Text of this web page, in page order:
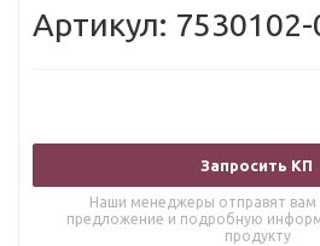
Артикул: 7530102-
Запросить КП
Наши менеджеры отправят вам
предложение и подробную
продукту